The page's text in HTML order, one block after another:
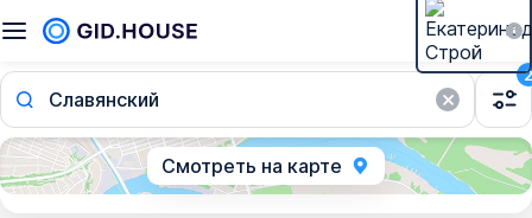
Славянский
2
Смотреть на карте